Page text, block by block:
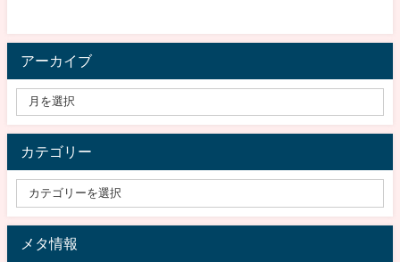
アーカイブ
カテゴリー
メタ情報